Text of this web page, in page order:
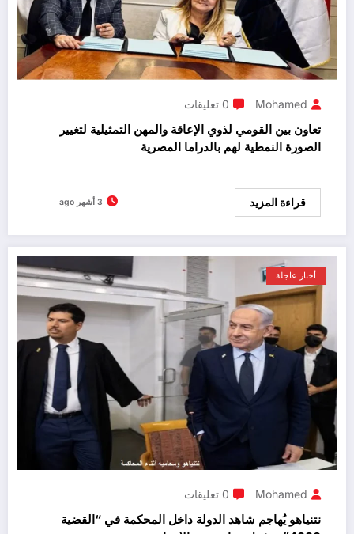
Mohamed 0 تعليقات
تعاون بين القومي لذوي الإعاقة والمهن التمثيلية لتغيير
الصورة النمطية لهم بالدراما المصرية
قراءة المزيد 3 أشهر ago
أخبار عاجلة
Mohamed 0 تعليقات
نتنياهو يُهاجم شاهد الدولة داخل المحكمة في “القضية